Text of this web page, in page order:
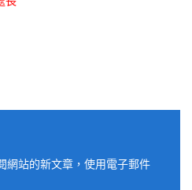
網站的新文章，使用電子郵件